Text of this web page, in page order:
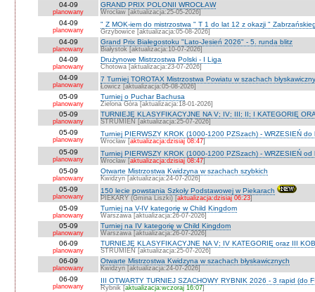
04-09
planowany
GRAND PRIX POLONII WROCŁAW
Wrocław [aktualizacja:25-05-2026]
04-09
planowany
" Z MOK-iem do mistrzostwa " T 1 do lat 12 z okazji "
Grzybowice [aktualizacja:05-08-2026]
04-09
planowany
Grand Prix Białegostoku "Lato-Jesień 2026" - 5. runda blitz
Białystok [aktualizacja:10-07-2026]
04-09
planowany
Drużynowe Mistrzostwa Polski - I Liga
Chotowa [aktualizacja:23-07-2026]
04-09
planowany
7 Turniej TOROTAX Mistrzostwa Powiatu w szachach
Łowicz [aktualizacja:05-08-2026]
05-09
planowany
Turniej o Puchar Bachusa
Zielona Góra [aktualizacja:18-01-2026]
05-09
planowany
TURNIEJE KLASYFIKACYJNE NA V; IV; III; II; I KATEGORIĘ
STRUMIEŃ [aktualizacja:25-07-2026]
05-09
planowany
Turniej PIERWSZY KROK (1000-1200 PZSzach) - WRZESIEŃ do
Wrocław [aktualizacja:dzisiaj 08:47]
05-09
planowany
Turniej PIERWSZY KROK (1000-1200 PZSzach) - WRZESIEŃ od
Wrocław [aktualizacja:dzisiaj 08:47]
05-09
planowany
Otwarte Mistrzostwa Kwidzyna w szachach szybkich
Kwidzyn [aktualizacja:24-07-2026]
05-09
planowany
150 lecie powstania Szkoły Podstawowej w Piekarach
PIEKARY (Gmina Liszki) [aktualizacja:dzisiaj 06:23]
05-09
planowany
Turniej na V-IV kategorię w Child Kingdom
Warszawa [aktualizacja:26-07-2026]
05-09
planowany
Turniej na IV kategorię w Child Kingdom
Warszawa [aktualizacja:26-07-2026]
06-09
planowany
TURNIEJE KLASYFIKACYJNE NA V; IV KATEGORIĘ oraz III
STRUMIEŃ [aktualizacja:25-07-2026]
06-09
planowany
Otwarte Mistrzostwa Kwidzyna w szachach błyskawicznych
Kwidzyn [aktualizacja:24-07-2026]
06-09
planowany
III OTWARTY TURNIEJ SZACHOWY RYBNIK 2026 - 3 rapid (do
Rybnik [aktualizacja:wczoraj 16:07]